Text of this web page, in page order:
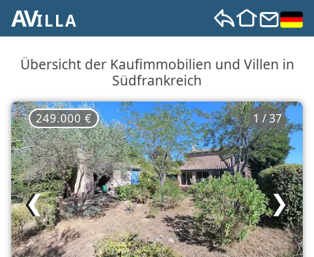
AVILLA
Übersicht der Kaufimmobilien und Villen in
Südfrankreich
1 / 37
❯
❮
249.000 €